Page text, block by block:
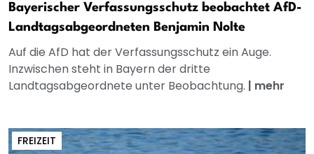
Bayerischer Verfassungsschutz beobachtet AfD-
Landtagsabgeordneten Benjamin Nolte
Auf die AfD hat der Verfassungsschutz ein Auge.
Inzwischen steht in Bayern der dritte
Landtagsabgeordnete unter Beobachtung. | mehr
FREIZEIT